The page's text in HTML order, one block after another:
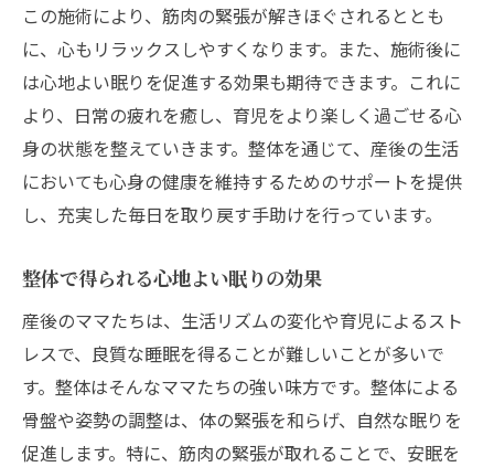
この施術により、筋肉の緊張が解きほぐされるととも
に、心もリラックスしやすくなります。また、施術後に
は心地よい眠りを促進する効果も期待できます。これに
より、日常の疲れを癒し、育児をより楽しく過ごせる心
身の状態を整えていきます。整体を通じて、産後の生活
においても心身の健康を維持するためのサポートを提供
し、充実した毎日を取り戻す手助けを行っています。
整体で得られる心地よい眠りの効果
産後のママたちは、生活リズムの変化や育児によるスト
レスで、良質な睡眠を得ることが難しいことが多いで
す。整体はそんなママたちの強い味方です。整体による
骨盤や姿勢の調整は、体の緊張を和らげ、自然な眠りを
促進します。特に、筋肉の緊張が取れることで、安眠を